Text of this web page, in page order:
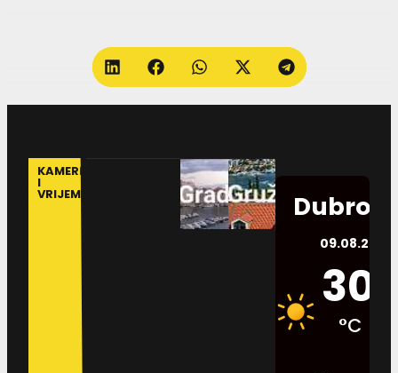
KAMERE
I
VRIJEME
09.08.2026.
30
°C